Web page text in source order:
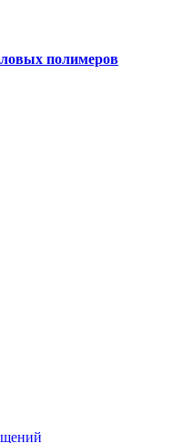
полимеров